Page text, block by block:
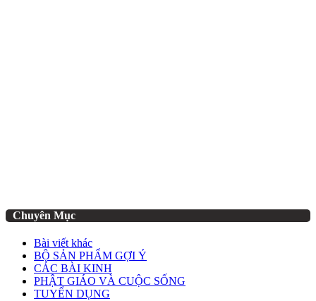
Chuyên Mục
Bài viết khác
BỘ SẢN PHẨM GỢI Ý
CÁC BÀI KINH
PHẬT GIÁO VÀ CUỘC SỐNG
TUYỂN DỤNG